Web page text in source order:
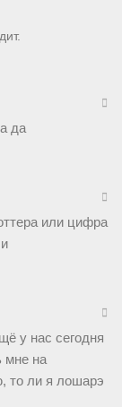
да
или цифра
у нас сегодня
мне на
то ли я лошарэ